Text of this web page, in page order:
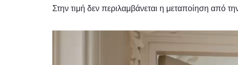
Στην τιμή δεν περιλαμβάνεται η μεταποίηση από